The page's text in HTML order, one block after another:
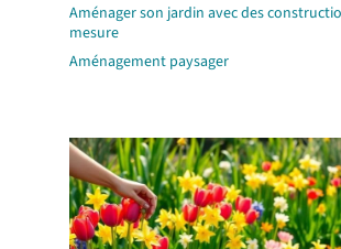
Aménager son jardin avec des
mesure
Aménagement paysager